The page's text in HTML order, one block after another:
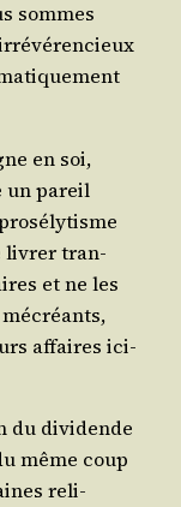
sommes
en soi,
un pareil
livrer tran­
et ne les
affaires ici-
du divi­dende
même coup
reli­